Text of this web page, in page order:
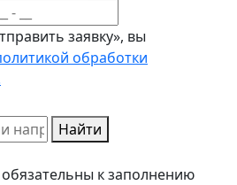
заявку», вы
обработки
Найти
к заполнению